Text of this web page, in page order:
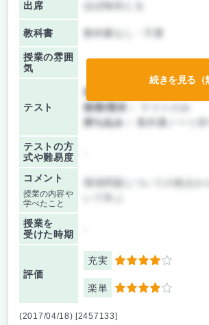
出席 ほぼ毎回とる
教科書 教科書なし・不要
授業の雰囲
気
テスト
前期/中間：
後期/期末：
持ち込み：
教科書ノート持
テストの方
式や難易度
コメント
授業の内容や
学べたこと
授業を
受けた時期
評価
充実 4
楽単 4
続きを見る（
(2017/04/18) [2457133]